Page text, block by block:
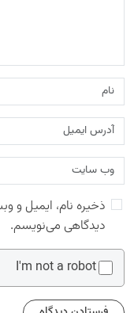
ذخیره نام، ایمیل و
دیدگاهی می‌نویسم.
I'm not a robot